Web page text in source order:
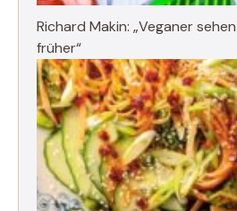
Richard Makin: „Veganer
früher“